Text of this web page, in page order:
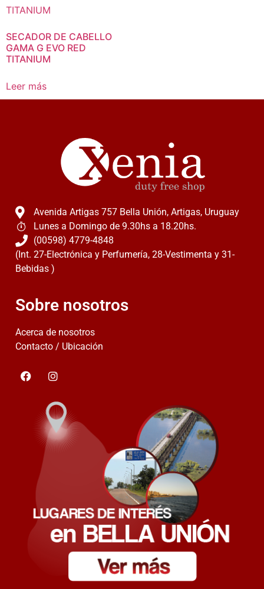
SECADOR DE CABELLO
GAMA G EVO RED
TITANIUM
Leer más
Avenida Artigas 757 Bella Unión, Artigas, Uruguay
Lunes a Domingo de 9.30hs a 18.20hs.
(00598) 4779-4848
(Int. 27-Electrónica y Perfumería, 28-Vestimenta y 31-
Bebidas )
Sobre nosotros
Acerca de nosotros
Contacto / Ubicación